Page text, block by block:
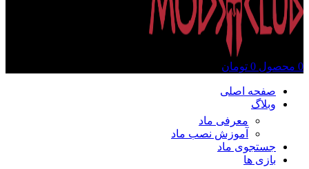
0 محصول 0 تومان
صفحه اصلی
وبلاگ
معرفی ماد
آموزش نصب ماد
جستجوی ماد
بازی ها